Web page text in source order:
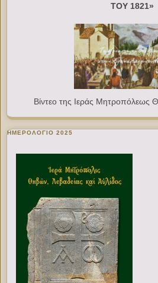
ΤΟΥ 1821»
Βίντεο της Ιεράς Μητροπόλεως
ΗΜΕΡΟΛΟΓΙΟ 2025